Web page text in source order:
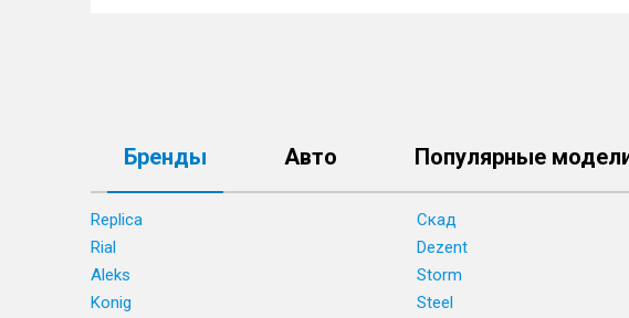
Бренды Авто Популярные
Replica Скад
Rial
Dezent
Aleks
Storm
Konig
Steel